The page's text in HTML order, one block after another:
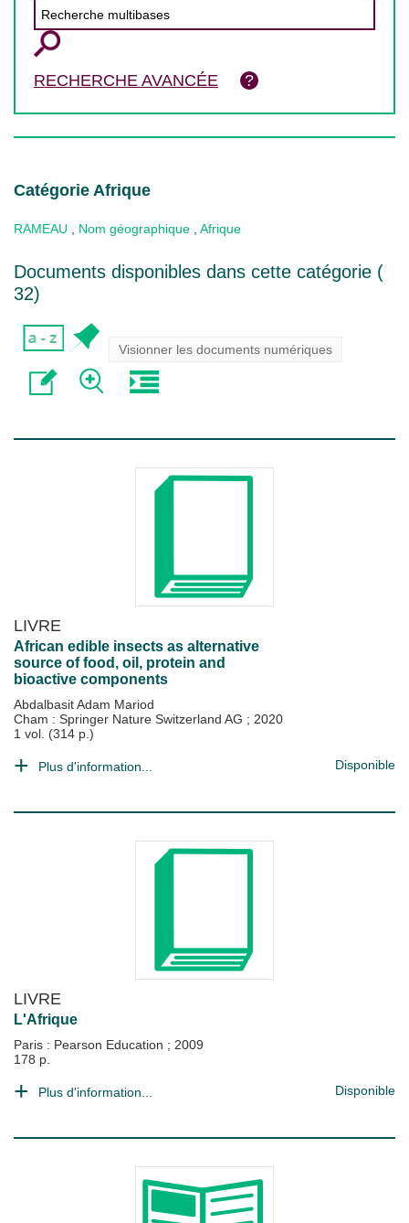
RECHERCHE AVANCÉE
Catégorie Afrique
RAMEAU Nom géographique Afrique
Documents disponibles dans cette catégorie (
32)
Visionner les documents numériques
LIVRE
African edible insects as alternative
source of food, oil, protein and
bioactive components
Abdalbasit Adam Mariod
Cham : Springer Nature Switzerland AG ; 2020
1 vol. (314 p.)
Plus d'information... Disponible
LIVRE
L'Afrique
Paris : Pearson Education ; 2009
178 p.
Plus d'information... Disponible